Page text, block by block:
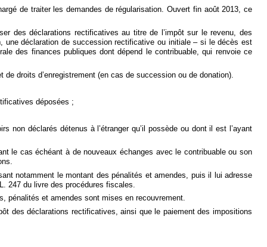
de traiter les demandes de régularisation. Ouvert fin août 2013, ce
des déclarations rectificatives au titre de l’impôt sur le revenu, des
une déclaration de succession rectificative ou initiale – si le décès est
des finances publiques dont dépend le contribuable, qui renvoie ce
droits d’enregistrement (en cas de succession ou de donation).
déposées ;
déclarés détenus à l’étranger qu’il possède ou dont il est l’ayant
le cas échéant à de nouveaux échanges avec le contribuable ou son
notamment le montant des pénalités et amendes, puis il lui adresse
247 du livre des procédures fiscales.
pénalités et amendes sont mises en recouvrement.
des déclarations rectificatives, ainsi que le paiement des impositions